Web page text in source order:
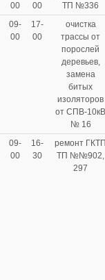
00
00
ТП №336
09-
00
17-
00
очистка
трассы от
порослей
деревьев,
замена
битых
изоляторов
от СПВ-10кВ
№ 16
09-
00
16-
30
ремонт
ТП №№902,
297